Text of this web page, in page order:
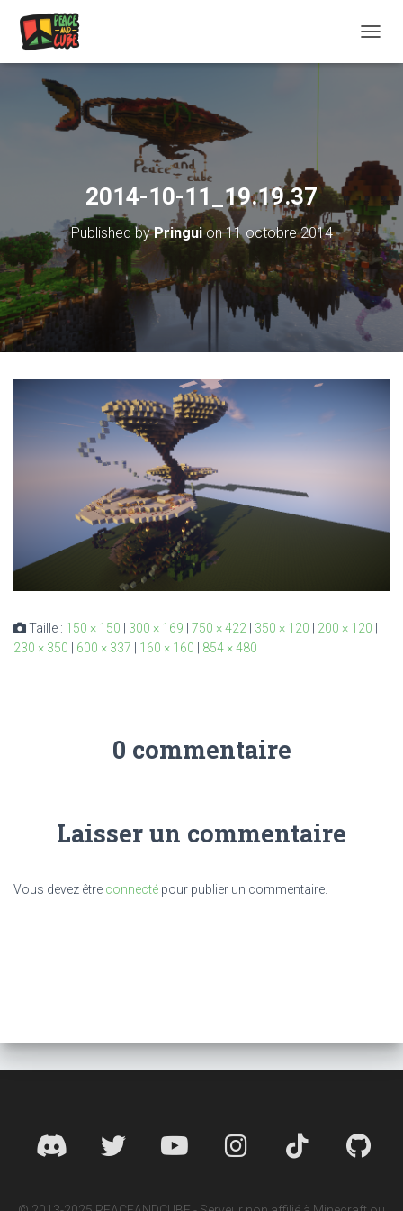
2014-10-11_19.19.37
Published byPringuion11 octobre 2014
Taille : 150 × 150 300 × 169 750 × 422 350 × 120 200 × 120
230 × 350
600 × 337 160 × 160 854 × 480
0 commentaire
Laisser un commentaire
Vous devez être connecté pour publier un commentaire.